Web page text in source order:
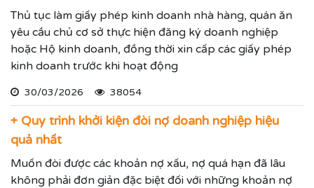
Thủ tục làm giấy phép kinh doanh nhà hàng, quán ăn
yêu cầu chủ cơ sở thực hiện đăng ký doanh nghiệp
hoặc Hộ kinh doanh, đồng thời xin cấp các giấy phép
kinh doanh trước khi hoạt động
30/03/2026 38054
+ Quy trình khởi kiện đòi nợ doanh nghiệp hiệu
quả nhất
Muốn đòi được các khoản nợ xấu, nợ quá hạn đã lâu
không phải đơn giản đặc biệt đối với những khoản nợ